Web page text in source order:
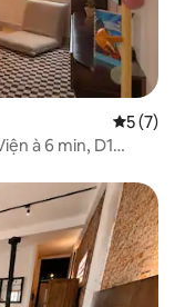
5 (7)
à 6 min, D1